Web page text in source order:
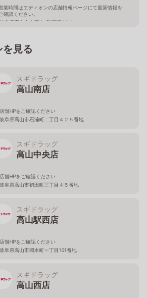
業時間はエディオンの店舗情報ページにて最新情報を
ご確認ください。
岐阜県高山市上岡本町7丁目93-1
見る
スギドラッグ
高山南店
店舗HPをご確認ください
岐阜県高山市石浦町二丁目４２５番地
スギドラッグ
高山中央店
店舗HPをご確認ください
岐阜県高山市初田町三丁目４５番地
スギドラッグ
高山駅西店
店舗HPをご確認ください
岐阜県高山市岡本町一丁目101番地
スギドラッグ
高山西店